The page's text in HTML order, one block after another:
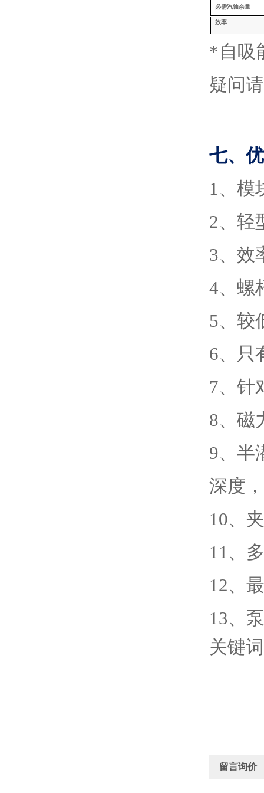
必需汽蚀余量
效率
*自吸
疑问
七、
1、 模
2、 轻
3、 效
4、 螺
5、 较
6、 只
7、 针
8、 磁
9、 半
深度
10、
11、
12、
13、
关键
留言询价